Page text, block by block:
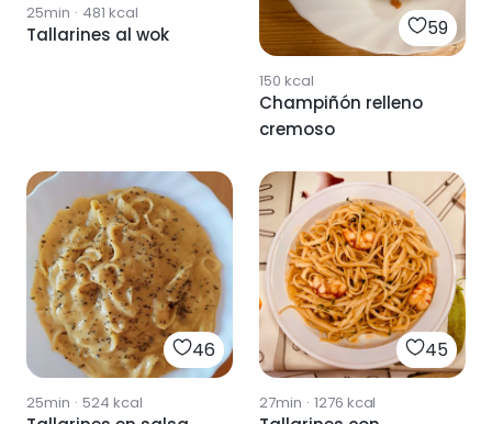
25min · 481 kcal
Tallarines al wok 59
150 kcal
Champiñón relleno
cremoso
46
25min · 524 kcal
45
27min · 1276 kcal